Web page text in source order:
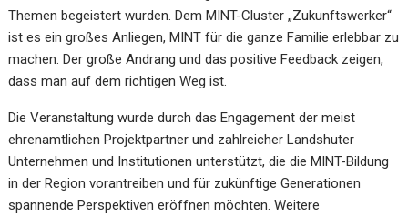
Themen begeistert wurden. Dem MINT-Cluster „Zukunftswerker“
ist es ein großes Anliegen, MINT für die ganze Familie erlebbar zu
machen. Der große Andrang und das positive Feedback zeigen,
dass man auf dem richtigen Weg ist.
Die Veranstaltung wurde durch das Engagement der meist
ehrenamtlichen Projektpartner und zahlreicher Landshuter
Unternehmen und Institutionen unterstützt, die die MINT-Bildung
in der Region vorantreiben und für zukünftige Generationen
spannende Perspektiven eröffnen möchten. Weitere